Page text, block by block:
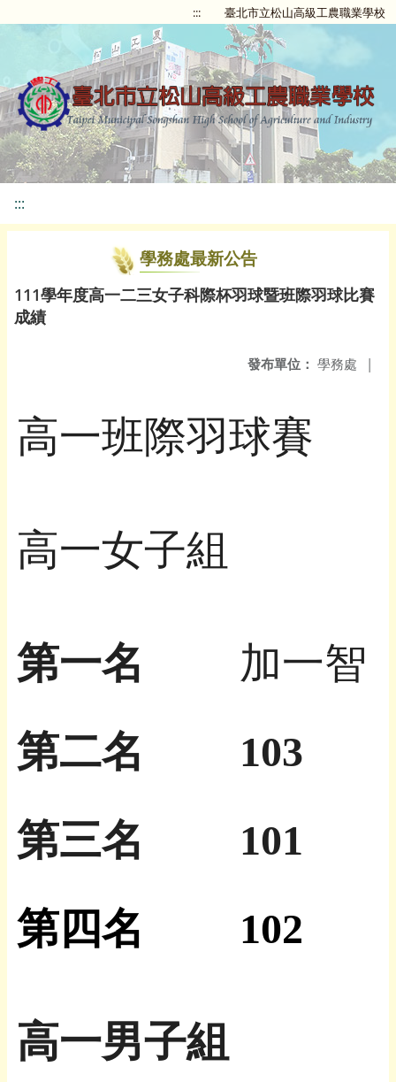
::: 臺北市立松山高級工農職業學校
:::
學務處最新公告
111學年度高一二三女子科際杯羽球暨班際羽球比賽
成績
發布單位： 學務處 |
高一班際羽球賽
高一女子組
第一名
加一智
第二名
103
第三名
101
第四名
102
高一男子組